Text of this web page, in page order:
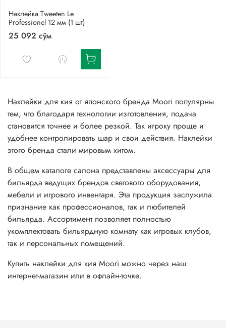
Наклейка Tweeten Le
Professionel 12 мм (1 шт)
25 092 сўм
Наклейки для кия от японского бренда Moori популярны
тем, что благодаря технологии изготовления, подача
становится точнее и более резкой. Так игроку проще и
удобнее контролировать шар и свои действия. Наклейки
этого бренда стали мировым хитом.
В общем каталоге салона представлены аксессуары для
бильярда ведущих брендов светового оборудования,
мебели и игрового инвентаря. Эта продукция заслужила
признание как профессионалов, так и любителей
бильярда. Ассортимент позволяет полностью
укомплектовать бильярдную комнату как игровых клубов,
так и персональных помещений.
Купить наклейки для кия Moori можно через наш
интернет-магазин или в офлайн-точке.